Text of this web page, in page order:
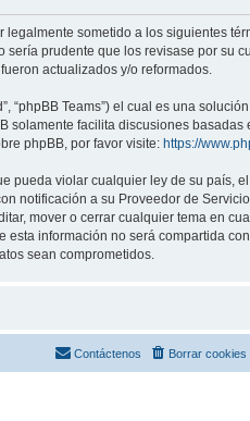
legalmente sometido a los siguientes
sería prudente que los revisase por su
actualizados y/o reformados.
“phpBB Teams”) el cual es una
solamente facilita discusiones basadas
phpBB, por favor visite: https://
violar cualquier ley de su país, el
notificación a su Proveedor de
mover o cerrar cualquier tema en
información no será compartida
sean comprometidos.
Borrar cookies
Contáctenos